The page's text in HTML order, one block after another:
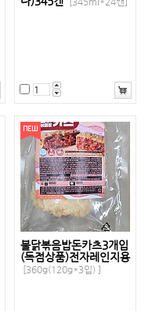
불닭볶음밥돈카츠3개입
(독점상품)전자레인지용
[360g(120g*3입) ]